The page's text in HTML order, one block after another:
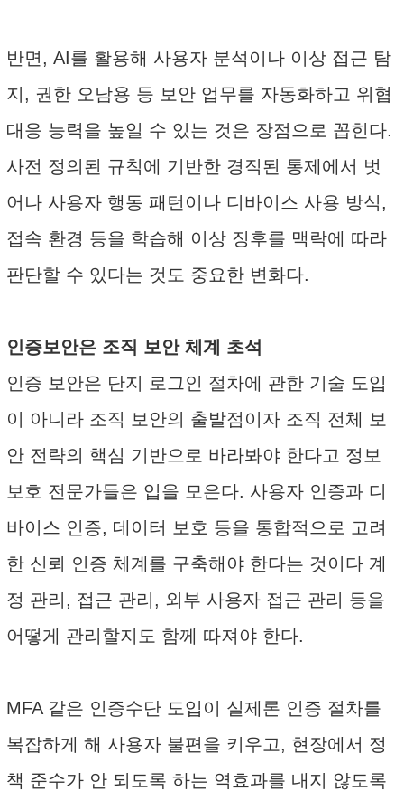
반면, AI를 활용해 사용자 분석이나 이상 접근 탐
지, 권한 오남용 등 보안 업무를 자동화하고 위협
대응 능력을 높일 수 있는 것은 장점으로 꼽힌다.
사전 정의된 규칙에 기반한 경직된 통제에서 벗
어나 사용자 행동 패턴이나 디바이스 사용 방식,
접속 환경 등을 학습해 이상 징후를 맥락에 따라
판단할 수 있다는 것도 중요한 변화다.
인증보안은 조직 보안 체계 초석
인증 보안은 단지 로그인 절차에 관한 기술 도입
이 아니라 조직 보안의 출발점이자 조직 전체 보
안 전략의 핵심 기반으로 바라봐야 한다고 정보
보호 전문가들은 입을 모은다. 사용자 인증과 디
바이스 인증, 데이터 보호 등을 통합적으로 고려
한 신뢰 인증 체계를 구축해야 한다는 것이다 계
정 관리, 접근 관리, 외부 사용자 접근 관리 등을
어떻게 관리할지도 함께 따져야 한다.
MFA 같은 인증수단 도입이 실제론 인증 절차를
복잡하게 해 사용자 불편을 키우고, 현장에서 정
책 준수가 안 되도록 하는 역효과를 내지 않도록